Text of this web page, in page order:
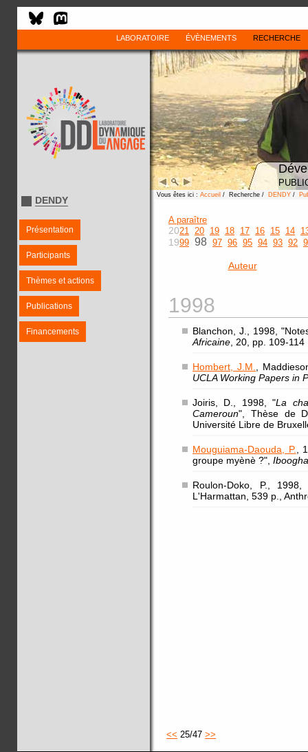
LABORATOIRE ÉVÈNEMENTS RECHERCHE
DENDY
Présentation
Participants
Thèmes et actions
Publications
Financements
Vous êtes ici : Accueil / Recherche / DENDY /
A paraître
2021 20 19 18 17 16 15 14
1999 98 97 96 95 94 93 92
Auteur
1998
Blanchon, J., 1998,
Africaine , 20, pp. 109-114
Hombert, J.M.
,
UCLA Working Papers in
Joiris, D., 1998, "La
Cameroun", Thèse de
Université Libre de
Mouguiama-Daouda, P.
,
groupe myènè ?", Iboogha
Roulon-Doko, P., 1998,
L'Harmattan, 539 p.,
<< 25/47 >>